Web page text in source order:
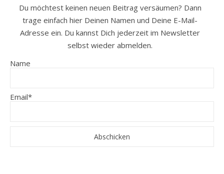
Du möchtest keinen neuen Beitrag versäumen? Dann
trage einfach hier Deinen Namen und Deine E-Mail-
Adresse ein. Du kannst Dich jederzeit im Newsletter
selbst wieder abmelden.
Name
Email*